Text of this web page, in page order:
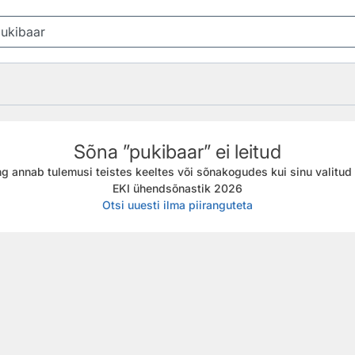
Sõna ”pukibaar” ei leitud
annab tulemusi teistes keeltes või sõnakogudes kui sinu
EKI ühendsõnastik 2026
Otsi uuesti ilma piiranguteta